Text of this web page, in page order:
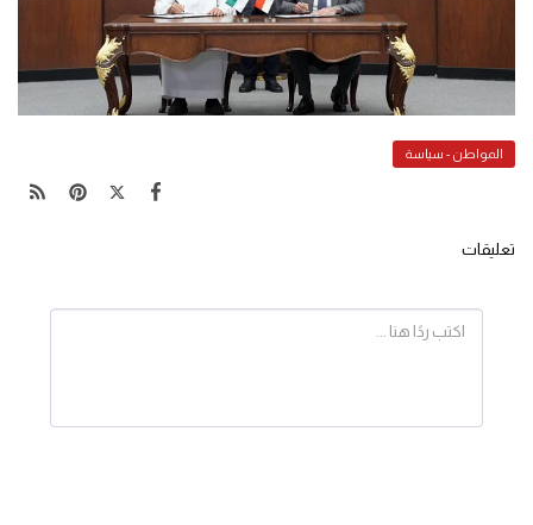
المواطن - سياسة
تعليقات